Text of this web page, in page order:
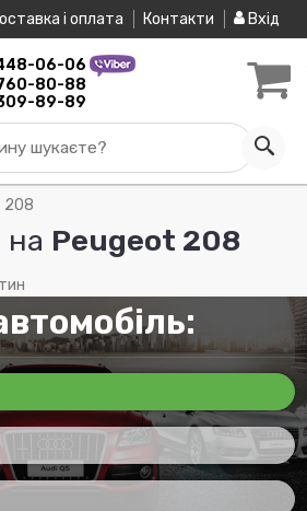
і оплата Контакти Вхід
06-06
80-88
89-89
шукаєте?
208
на Peugeot 208